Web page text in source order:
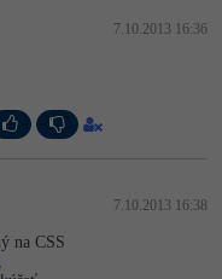
7.10.2013 16:36
7.10.2013 16:38
na CSS